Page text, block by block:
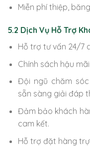
Miễn phí thiệp,
5.2 Dịch Vụ Hỗ Trợ
Hỗ trợ tư vấn 24/7
Chính sách hậu
Đội ngũ chăm
sẵn sàng giải đáp
Đảm bảo khách
cam kết.
Hỗ trợ đặt hàng